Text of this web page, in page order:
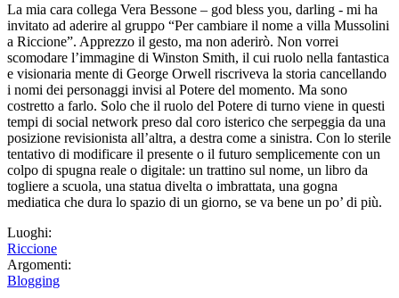
La mia cara collega Vera Bessone – god bless you, darling - mi ha
invitato ad aderire al gruppo “Per cambiare il nome a villa Mussolini
a Riccione”. Apprezzo il gesto, ma non aderirò. Non vorrei
scomodare l’immagine di Winston Smith, il cui ruolo nella fantastica
e visionaria mente di George Orwell riscriveva la storia cancellando
i nomi dei personaggi invisi al Potere del momento. Ma sono
costretto a farlo. Solo che il ruolo del Potere di turno viene in questi
tempi di social network preso dal coro isterico che serpeggia da una
posizione revisionista all’altra, a destra come a sinistra. Con lo sterile
tentativo di modificare il presente o il futuro semplicemente con un
colpo di spugna reale o digitale: un trattino sul nome, un libro da
togliere a scuola, una statua divelta o imbrattata, una gogna
mediatica che dura lo spazio di un giorno, se va bene un po’ di più.
Luoghi:
Riccione
Argomenti:
Blogging